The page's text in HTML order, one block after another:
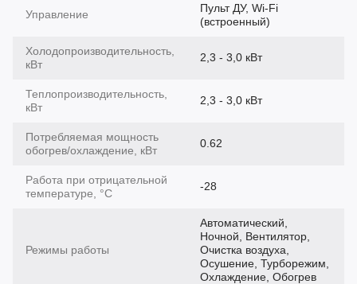
Управление
Пульт ДУ, Wi-Fi
(встроенный)
Холодопроизводительность,
кВт
2,3 - 3,0 кВт
Теплопроизводительность,
кВт
2,3 - 3,0 кВт
Потребляемая мощность
обогрев/охлаждение, кВт
0.62
Работа при отрицательной
температуре, °C
-28
Режимы работы
Автоматический,
Ночной, Вентилятор,
Очистка воздуха,
Осушение, Турборежим,
Охлаждение, Обогрев